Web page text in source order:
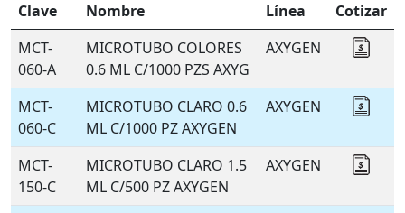
Clave Nombre Línea
Cotizar
MCT-
060-A
MICROTUBO COLORES
0.6 ML C/1000 PZS AXYG
AXYGEN
MCT-
060-C
MICROTUBO CLARO 0.6
ML C/1000 PZ AXYGEN
AXYGEN
MCT-
150-C
MICROTUBO CLARO 1.5
ML C/500 PZ AXYGEN
AXYGEN